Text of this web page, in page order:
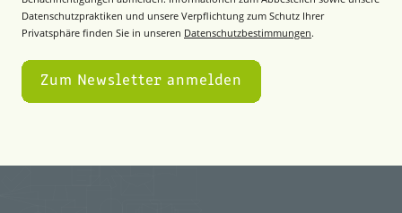
Datenschutzpraktiken und unsere Verpflichtung zum Schutz Ihrer
Privatsphäre finden Sie in unseren Datenschutzbestimmungen.